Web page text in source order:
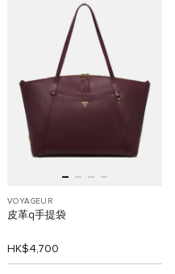
VOYAGEUR
皮革q手提袋
HK$4,700